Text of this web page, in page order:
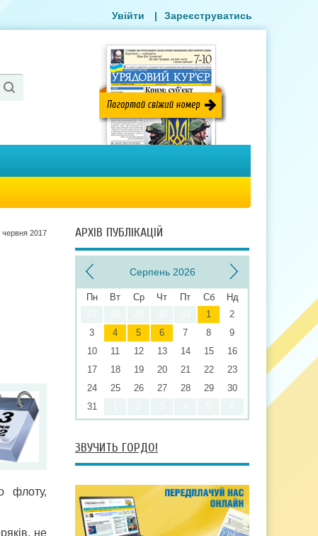
Увійти | Зареєструватись
червня 2017
флоту,
не
АРХІВ ПУБЛІКАЦІЙ
Серпень 2026
Пн Вт Ср Чт Пт Сб
Нд
1
2
3
4 5 6 7 8
9
10
11 12 13 14 15
16
17
18 19 20 21 22
23
24
25 26 27 28 29
30
31
ЗВУЧИТЬ ГОРДО!